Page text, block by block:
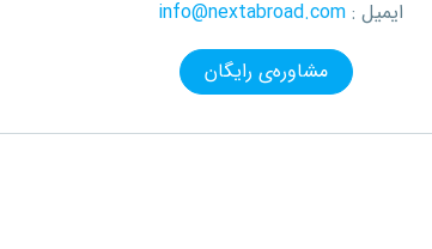
ایمیل :info@nextabroad.com
مشاوره‌ی رایگان